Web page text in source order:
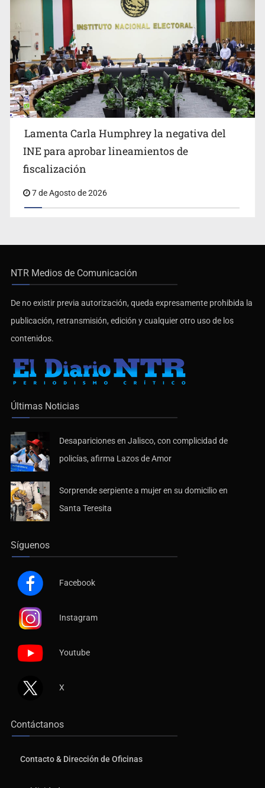
Lamenta Carla Humphrey la negativa del
INE para aprobar lineamientos de
fiscalización
7 de Agosto de 2026
NTR Medios de Comunicación
De no existir previa autorización, queda expresamente prohibida la
publicación, retransmisión, edición y cualquier otro uso de los
contenidos.
Últimas Noticias
Desapariciones en Jalisco, con complicidad de
policías, afirma Lazos de Amor
Sorprende serpiente a mujer en su domicilio en
Santa Teresita
Síguenos
Facebook
Instagram
Youtube
X
Contáctanos
Contacto & Dirección de Oficinas